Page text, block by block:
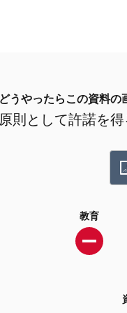
どうやったらこの資料の
原則として許諾を
教育